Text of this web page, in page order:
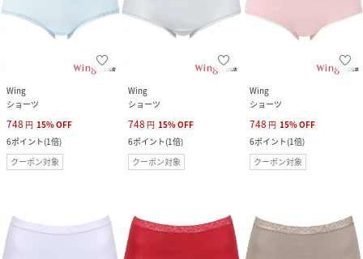
Wing
ショーツ
748 円 15%OFF
6ポイント(1倍)
クーポン対象
Wing
ショーツ
748 円 15%OFF
6ポイント(1倍)
クーポン対象
Wing
ショーツ
748 円 15%OFF
6ポイント(1倍)
クーポン対象